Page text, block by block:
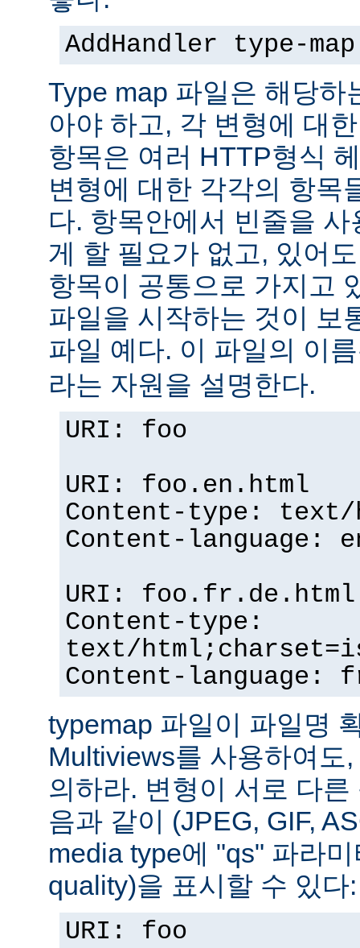
AddHandler type-
Type map 파일은 해당하
아야 하고, 각 변형에 대
항목은 여러 HTTP형식
변형에 대한 각각의 항목
다. 항목안에서 빈줄을
게 할 필요가 없고, 있어
항목이 공통으로 가지고
파일을 시작하는 것이 보
파일 예다. 이 파일의 이
라는 자원을 설명한다.
URI: foo
URI: foo.en.html
Content-type: text/
Content-language:
URI: foo.fr.de.html
Content-type:
text/
Content-language:
typemap 파일이 파일명
Multiviews를 사용하여도
의하라. 변형이 서로 다
음과 같이 (JPEG, GIF,
media type에 "qs" 파라
quality)을 표시할 수 있다:
URI: foo